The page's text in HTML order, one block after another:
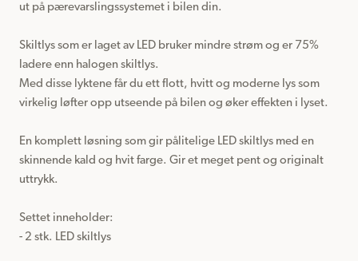
ut på pærevarslingssystemet i bilen din.
Skiltlys som er laget av LED bruker mindre strøm og er 75%
ladere enn halogen skiltlys.
Med disse lyktene får du ett flott, hvitt og moderne lys som
virkelig løfter opp utseende på bilen og øker effekten i lyset.
En komplett løsning som gir pålitelige LED skiltlys med en
skinnende kald og hvit farge. Gir et meget pent og originalt
uttrykk.
Settet inneholder:
- 2 stk. LED skiltlys